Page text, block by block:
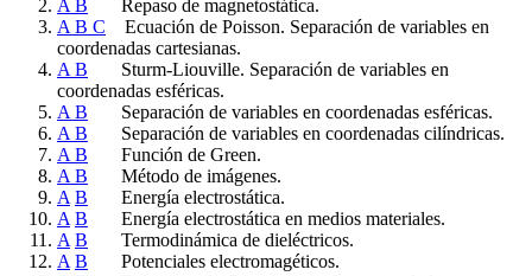
A B Repaso de magnetostática.
A B C Ecuación de Poisson. Separación de variables en
coordenadas cartesianas.
A B Sturm-Liouville. Separación de variables en
coordenadas esféricas.
A B Separación de variables en coordenadas esféricas.
A B Separación de variables en coordenadas cilíndricas.
A B Función de Green.
A B Método de imágenes.
A B Energía electrostática.
A B Energía electrostática en medios materiales.
A B Termodinámica de dieléctricos.
A B Potenciales electromagéticos.